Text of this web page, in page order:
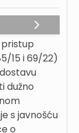
pristup
15 i 69/22)
dužno
s javnošću
o